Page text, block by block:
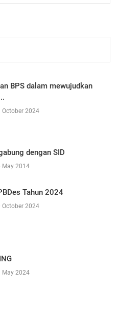
BPS dalam mewujudkan
October 2024
dengan SID
May 2014
Tahun 2024
October 2024
May 2024